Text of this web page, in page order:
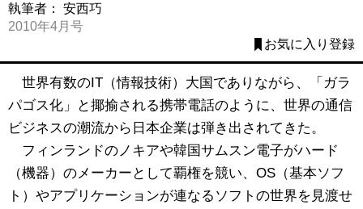
執筆者： 安西巧
2010年4月号
お気に入り登録
世界有数のIT（情報技術）大国でありながら、「ガラ
パゴス化」と揶揄される携帯電話のように、世界の通信
ビジネスの潮流から日本企業は弾き出されてきた。
フィンランドのノキアや韓国サムスン電子がハード
（機器）のメーカーとして覇権を競い、OS（基本ソフ
ト）やアプリケーションが連なるソフトの世界を見渡せ